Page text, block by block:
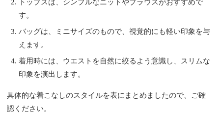
トップスは、シンプルなニットやブラウスがおすすめで
す。
バッグは、ミニサイズのもので、視覚的にも軽い印象を与
えます。
着用時には、ウエストを自然に絞るよう意識し、スリムな
印象を演出します。
具体的な着こなしのスタイルを表にまとめましたので、ご確
認ください。